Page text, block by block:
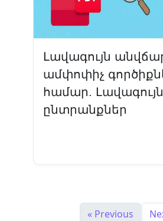
Լավագույն
ամփոփիչ
համար. Լավագույն
ընտրանքներ
« Previous